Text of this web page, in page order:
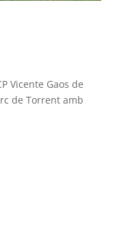
Vicente Gaos de
de Torrent amb